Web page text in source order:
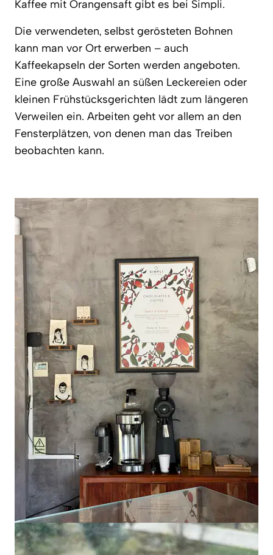
Kaffee mit Orangensaft gibt es bei Simpli.
Die verwendeten, selbst gerösteten Bohnen
kann man vor Ort erwerben – auch
Kaffeekapseln der Sorten werden angeboten.
Eine große Auswahl an süßen Leckereien oder
kleinen Frühstücksgerichten lädt zum längeren
Verweilen ein. Arbeiten geht vor allem an den
Fensterplätzen, von denen man das Treiben
beobachten kann.